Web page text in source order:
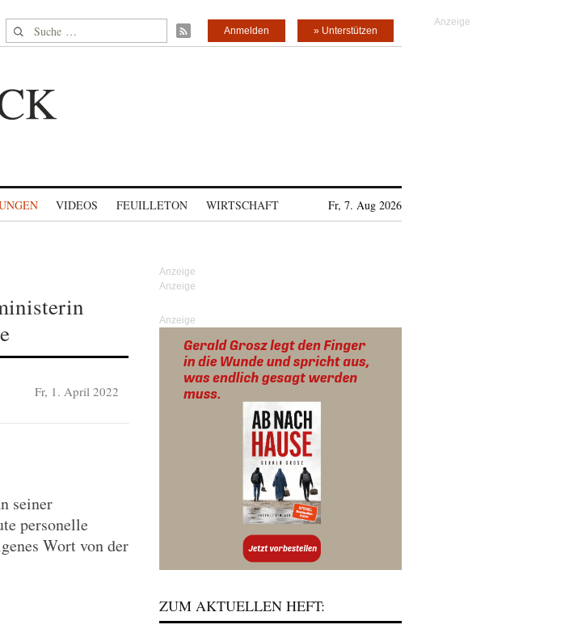
Suche nach: » Unterstützen
Anmelden
VIDEOS FEUILLETON WIRTSCHAFT Fr, 7. Aug 2026
Fr, 1. April 2022
seiner
personelle
Wort von der
Anzeige
ZUM AKTUELLEN HEFT: